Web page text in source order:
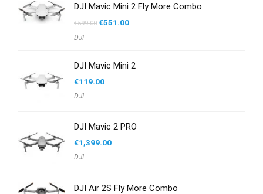
DJI Mavic Mini 2 Fly More Combo
€599.00 Oorspronkelijke
€551.00Huidige
DJI
DJI Mavic Mini 2
€119.00
DJI
DJI Mavic 2 PRO
€1,399.00
DJI
DJI Air 2S Fly More Combo